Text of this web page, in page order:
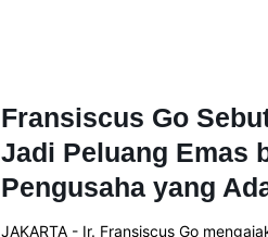
Fransiscus Go
Jadi Peluang Emas
Pengusaha yang
JAKARTA - Ir. Fransiscus Go